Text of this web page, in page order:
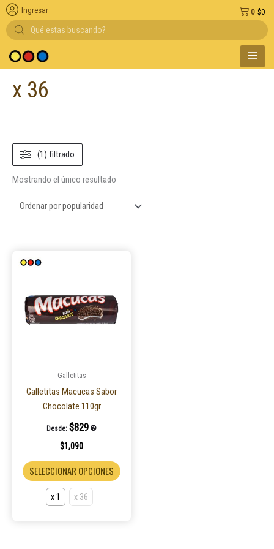
Búsqueda
de
productos
de pago
$0
0
Ingresar
MENÚ
x 36
(1) filtrado
Mostrando el único resultado
Galletitas
Galletitas Macucas Sabor
Chocolate 110gr
Desde: $829
$1,090
SELECCIONAR OPCIONES
x 1 x 36